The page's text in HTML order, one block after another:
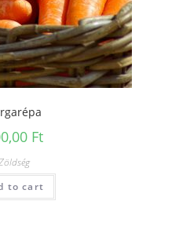
Ft
to cart